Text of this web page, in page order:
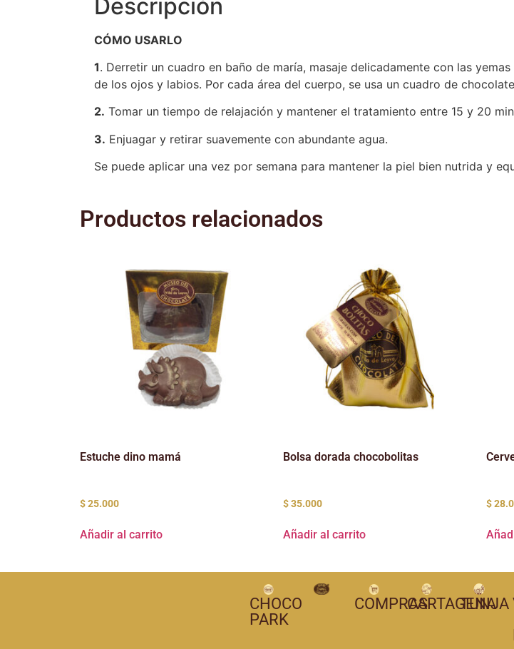
Descripción
CÓMO USARLO
1. Derretir un cuadro en baño de maría, masaje delicadamente con las
de los ojos y labios. Por cada área del cuerpo, se usa un cuadro de
2. Tomar un tiempo de relajación y mantener el tratamiento entre 15 y 20
3. Enjuagar y retirar suavemente con abundante agua.
Se puede aplicar una vez por semana para mantener la piel bien nutrida y
Productos relacionados
Estuche dino mamá
$25.000
Añadir al carrito
Bolsa dorada chocobolitas
$35.000
Añadir al carrito
$
CHOCO
PARK
COMPRASCARTAGENA
TUNJA